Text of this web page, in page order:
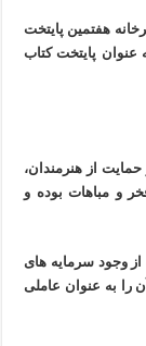
هفتمین پایتخت
عنوان پایتخت کتاب
از هنرمندان،
و مباهات بوده و
از وجود سرمایه های
را به عنوان عاملی